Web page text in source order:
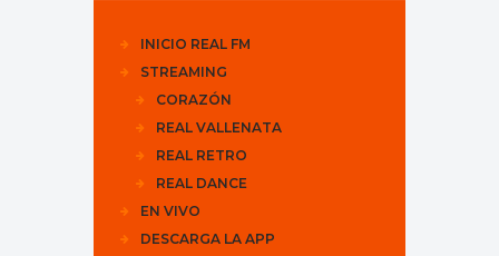
INICIO REAL FM
STREAMING
CORAZÓN
REAL VALLENATA
REAL RETRO
REAL DANCE
EN VIVO
DESCARGA LA APP